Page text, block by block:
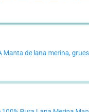
Manta de lana merina,